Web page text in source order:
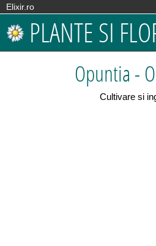
Elixir.ro
PLANTE SI
Opuntia -
Cultivare si